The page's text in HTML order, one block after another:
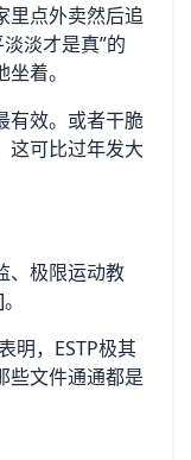
里点外卖然后追
淡才是真”的
着。
有效。或者干脆
这可比过年发大
、极限运动教
明，ESTP极其
些文件通通都是